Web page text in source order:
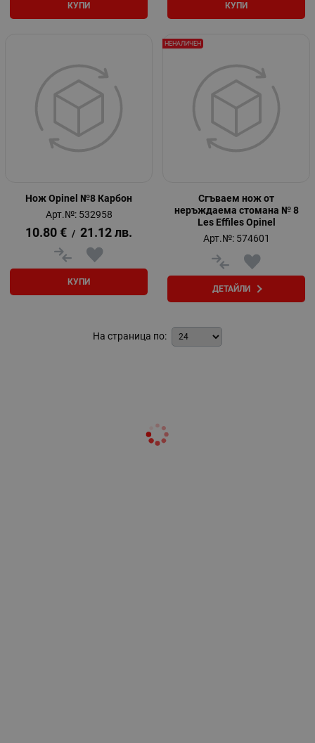
КУПИ КУПИ
Нож Opinel №8 Карбон
Арт.№: 532958
10.80 € / 21.12 лв.
КУПИ
Сгъваем нож от
неръждаема стомана № 8
Les Effiles Opinel
Арт.№: 574601
ДЕТАЙЛИ
НЕНАЛИЧЕН
На страница по: